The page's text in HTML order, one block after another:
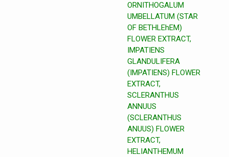
ORNITHOGALUM
UMBELLATUM (STAR
OF BETHLEhEM)
FLOWER EXTRACT,
IMPATIENS
GLANDULIFERA
(IMPATIENS) FLOWER
EXTRACT,
SCLERANTHUS
ANNUUS
(SCLERANTHUS
ANUUS) FLOWER
EXTRACT,
HELIANTHEMUM